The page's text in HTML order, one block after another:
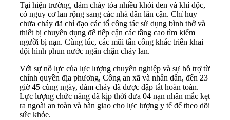
Tại hiện trường, đám cháy tỏa nhiều khói đen và khí độc,
có nguy cơ lan rộng sang các nhà dân lân cận. Chỉ huy
chữa cháy đã chỉ đạo các tổ công tác sử dụng bình thở và
thiết bị chuyên dụng để tiếp cận các tầng cao tìm kiếm
người bị nạn. Cùng lúc, các mũi tấn công khác triển khai
đội hình phun nước ngăn chặn cháy lan.
Với sự nỗ lực của lực lượng chuyên nghiệp và sự hỗ trợ từ
chính quyền địa phương, Công an xã và nhân dân, đến 23
giờ 45 cùng ngày, đám cháy đã được dập tắt hoàn toàn.
Lực lượng chức năng đã kịp thời đưa 04 nạn nhân mắc kẹt
ra ngoài an toàn và bàn giao cho lực lượng y tế để theo dõi
sức khỏe.